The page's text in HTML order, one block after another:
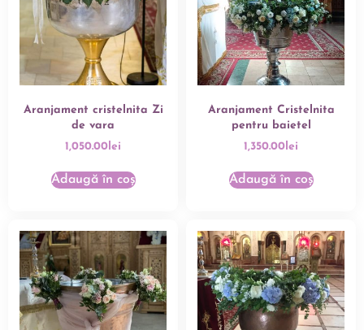
Aranjament cristelnita Zi
de vara
1,050.00 lei
Adaugă în coș
Aranjament Cristelnita
pentru baietel
1,350.00 lei
Adaugă în coș